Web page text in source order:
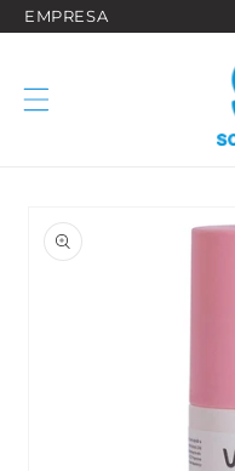
directamente
EMPRESA
información